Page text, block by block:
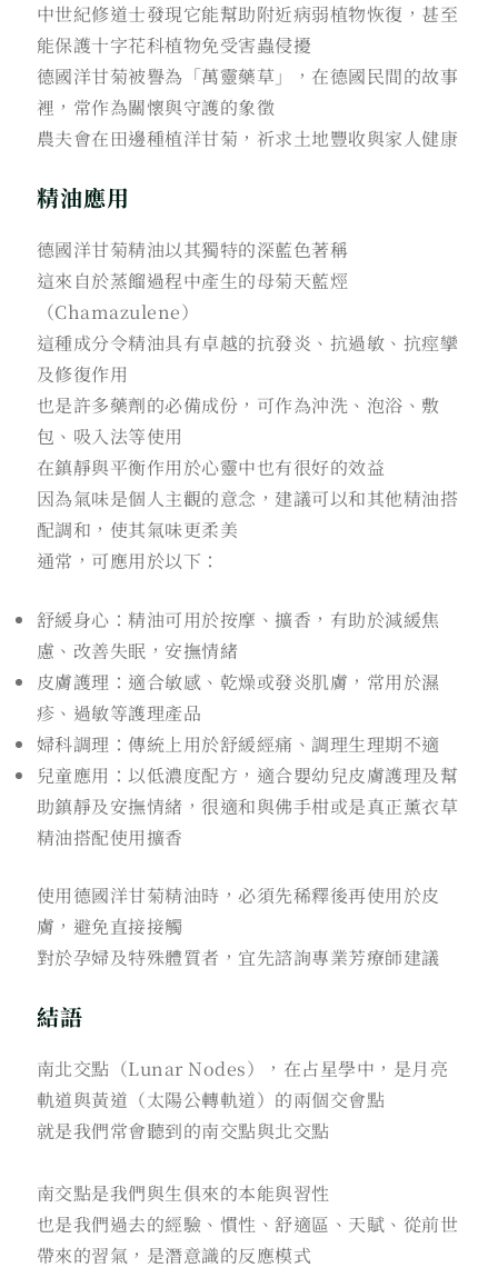
中世紀修道士發現它能幫助附近病弱植物恢復，甚至
能保護十字花科植物免受害蟲侵擾
德國洋甘菊被譽為「萬靈藥草」，在德國民間的故事
裡，常作為關懷與守護的象徵
農夫會在田邊種植洋甘菊，祈求土地豐收與家人健康
精油應用
德國洋甘菊精油以其獨特的深藍色著稱
這來自於蒸餾過程中產生的母菊天藍烴
（Chamazulene）
這種成分令精油具有卓越的抗發炎、抗過敏、抗痙攣
及修復作用
也是許多藥劑的必備成份，可作為沖洗、泡浴、敷
包、吸入法等使用
在鎮靜與平衡作用於心靈中也有很好的效益
因為氣味是個人主觀的意念，建議可以和其他精油搭
配調和，使其氣味更柔美
通常，可應用於以下：
舒緩身心：精油可用於按摩、擴香，有助於減緩焦
慮、改善失眠，安撫情緒
皮膚護理：適合敏感、乾燥或發炎肌膚，常用於濕
疹、過敏等護理產品
婦科調理：傳統上用於舒緩經痛、調理生理期不適
兒童應用：以低濃度配方，適合嬰幼兒皮膚護理及幫
助鎮靜及安撫情緒，很適和與佛手柑或是真正薰衣草
精油搭配使用擴香
使用德國洋甘菊精油時，必須先稀釋後再使用於皮
膚，避免直接接觸
對於孕婦及特殊體質者，宜先諮詢專業芳療師建議
結語
南北交點（Lunar Nodes），在占星學中，是月亮
軌道與黃道（太陽公轉軌道）的兩個交會點
就是我們常會聽到的南交點與北交點
南交點是我們與生俱來的本能與習性
也是我們過去的經驗、慣性、舒適區、天賦、從前世
帶來的習氣，是潛意識的反應模式